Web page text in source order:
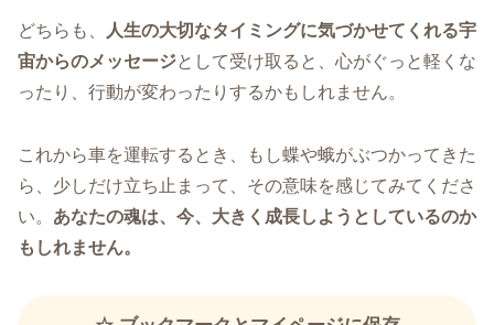
どちらも、
人生の大切なタイミングに気づかせてくれる宇
宙からのメッセージとして受け取ると、心がぐっと軽くな
ったり、行動が変わったりするかもしれません。
これから車を運転するとき、もし蝶や蛾がぶつかってきた
ら、少しだけ立ち止まって、その意味を感じてみてくださ
い。 あなたの魂は、今、大きく成長しようとしているのか
もしれません。